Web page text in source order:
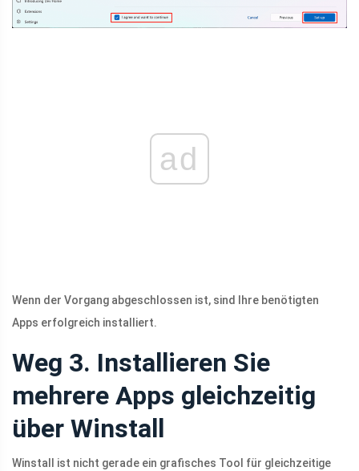
ad
Wenn der Vorgang abgeschlossen ist, sind Ihre benötigten
Apps erfolgreich installiert.
Weg 3. Installieren Sie
mehrere Apps gleichzeitig
über Winstall
Winstall ist nicht gerade ein grafisches Tool für gleichzeitige